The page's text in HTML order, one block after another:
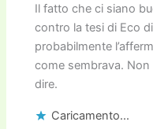
Il fatto che ci siano
contro la tesi di Eco
probabilmente
come sembrava. Non
dire.
Caricamento...